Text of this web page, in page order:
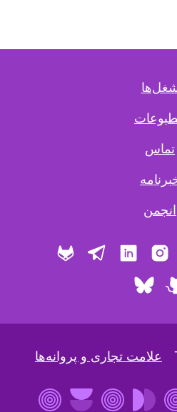
تماس
انجمن
فیس بوکاینستاگرام
لینکدین تلگرام
گیت هاببلواسکای
علامت تجاری و پروانه‌ها